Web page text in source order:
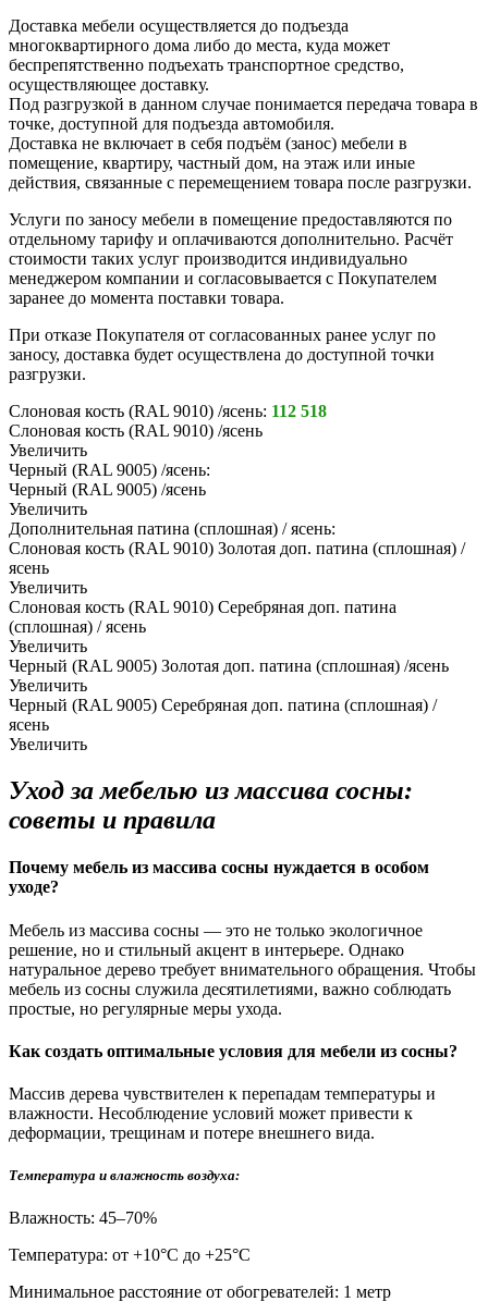
Доставка мебели осуществляется до подъезда
многоквартирного дома либо до места, куда может
беспрепятственно подъехать транспортное средство,
осуществляющее доставку.
Под разгрузкой в данном случае понимается передача товара в
точке, доступной для подъезда автомобиля.
Доставка не включает в себя подъём (занос) мебели в
помещение, квартиру, частный дом, на этаж или иные
действия, связанные с перемещением товара после разгрузки.
Услуги по заносу мебели в помещение предоставляются по
отдельному тарифу и оплачиваются дополнительно. Расчёт
стоимости таких услуг производится индивидуально
менеджером компании и согласовывается с Покупателем
заранее до момента поставки товара.
При отказе Покупателя от согласованных ранее услуг по
заносу, доставка будет осуществлена до доступной точки
разгрузки.
Слоновая кость (RAL 9010) /ясень: 112 518
Слоновая кость (RAL 9010) /ясень
Увеличить
Черный (RAL 9005) /ясень:
Черный (RAL 9005) /ясень
Увеличить
Дополнительная патина (сплошная) / ясень:
Слоновая кость (RAL 9010) Золотая доп. патина (сплошная) /
ясень
Увеличить
Слоновая кость (RAL 9010) Серебряная доп. патина
(сплошная) / ясень
Увеличить
Черный (RAL 9005) Золотая доп. патина (сплошная) /ясень
Увеличить
Черный (RAL 9005) Серебряная доп. патина (сплошная) /
ясень
Увеличить
Уход за мебелью из массива сосны:
советы и правила
Почему мебель из массива сосны нуждается в особом
уходе?
Мебель из массива сосны — это не только экологичное
решение, но и стильный акцент в интерьере. Однако
натуральное дерево требует внимательного обращения. Чтобы
мебель из сосны служила десятилетиями, важно соблюдать
простые, но регулярные меры ухода.
Как создать оптимальные условия для мебели из сосны?
Массив дерева чувствителен к перепадам температуры и
влажности. Несоблюдение условий может привести к
деформации, трещинам и потере внешнего вида.
Температура и влажность воздуха:
Влажность: 45–70%
Температура: от +10°С до +25°С
Минимальное расстояние от обогревателей: 1 метр